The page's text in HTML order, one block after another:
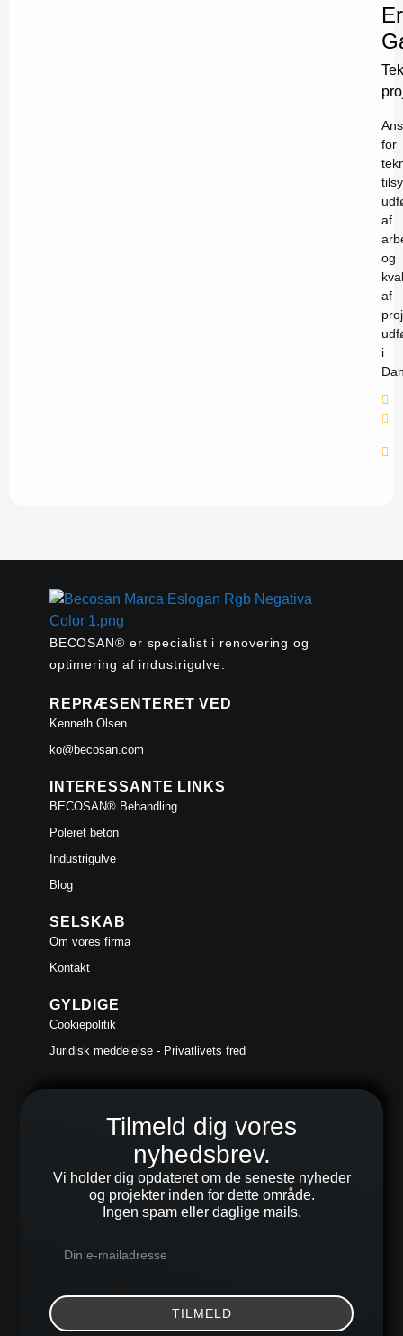
for
af
og
af
i
BECOSAN® er specialist i renovering og
optimering af industrigulve.
REPRÆSENTERET VED
Kenneth Olsen
ko@becosan.com
INTERESSANTE LINKS
BECOSAN® Behandling
Poleret beton
Industrigulve
Blog
SELSKAB
Om vores firma
Kontakt
GYLDIGE
Cookiepolitik
Juridisk meddelelse - Privatlivets fred
Tilmeld dig vores
nyhedsbrev.
Vi holder dig opdateret om de seneste nyheder
og projekter inden for dette område.
Ingen spam eller daglige mails.
TILMELD